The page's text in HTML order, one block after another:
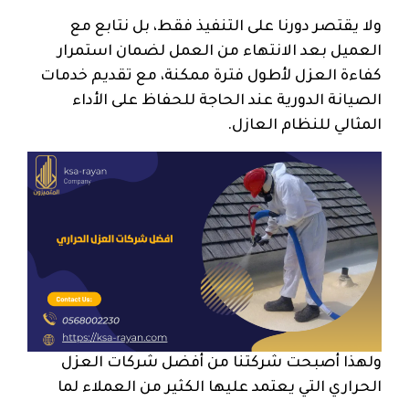
ولا يقتصر دورنا على التنفيذ فقط، بل نتابع مع
العميل بعد الانتهاء من العمل لضمان استمرار
كفاءة العزل لأطول فترة ممكنة، مع تقديم خدمات
الصيانة الدورية عند الحاجة للحفاظ على الأداء
المثالي للنظام العازل.
ولهذا أصبحت شركتنا من أفضل شركات العزل
الحراري التي يعتمد عليها الكثير من العملاء لما